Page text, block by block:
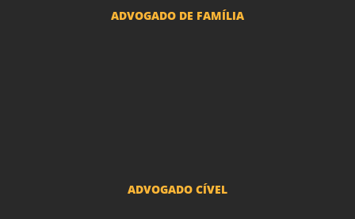
ADVOGADO DE FAMÍLIA
ADVOGADO CÍVEL